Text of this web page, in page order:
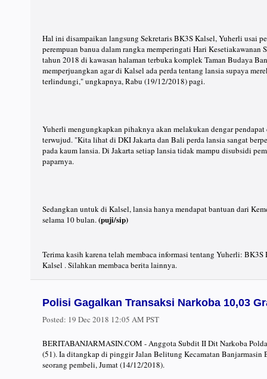
Hal ini disampaikan langsung Sekretaris BK3S Kalsel, Yuherli usai
perempuan banua dalam rangka memperingati Hari
tahun 2018 di kawasan halaman terbuka komplek Taman Budaya
memperjuangkan agar di Kalsel ada perda tentang lansia supaya
terlindungi," ungkapnya, Rabu (19/12/2018) pagi.
Yuherli mengungkapkan pihaknya akan melakukan dengar
terwujud. "Kita lihat di DKI Jakarta dan Bali perda lansia sangat
pada kaum lansia. Di Jakarta setiap lansia tidak mampu disubsidi
paparnya.
Sedangkan untuk di Kalsel, lansia hanya mendapat bantuan dari
selama 10 bulan.(puji/sip)
Terima kasih karena telah membaca informasi tentang Yuherli: BK3S
Kalsel . Silahkan membaca berita lainnya.
Polisi Gagalkan Transaksi Narkoba 10,03
Posted: 19 Dec 2018 12:05 AM PST
BERITABANJARMASIN.COM - Anggota Subdit II Dit Narkoba
(51). Ia ditangkap di pinggir Jalan Belitung Kecamatan Banjarmasin
seorang pembeli, Jumat (14/12/2018).